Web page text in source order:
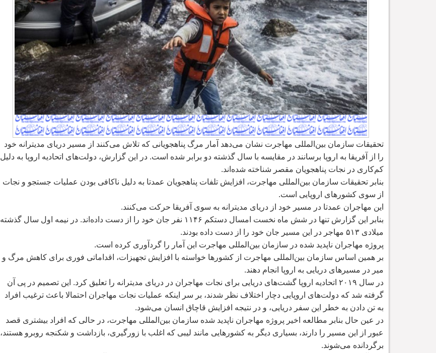
تحقیقات سازمان بین المللی مهاجرت نشان میدهد آمار مرگ پناهجویانی که تلاش میکنند از مسیر دریای مدیترانه خود
را از آفریقا به اروپا برسانند در مقایسه با سال گذشته دو برابر شده است. در این گزارش، دولتهای اتحادیه اروپا به دلیل
کمکاری در نجات پناهجویان مقصر شناخته شده اند.
بنابر تحقیقات سازمان بین المللی مهاجرت، افزایش تلفات پناهجویان عمدتا به دلیل ناکافی بودن عملیات جستجو و نجات
از سوی کشورهای اروپایی است.
این مهاجران عمدتا در مسیر خود از دریای مدیترانه به سوی آفریقا حرکت میکنند.
بنابر این گزارش تنها در شش ماه نخست امسال دستکم ۱۱۴۶ نفر جان خود را از دست داده
اند. در نیمه اول سال گذشته
میلادی ۵۱۳ مهاجر در این مسیر جان خود را از دست داده بودند.
پروژه مهاجران ناپدید شده در سازمان بین المللی مهاجرت این آمار را گردآوری کرده است.
بر همین اساس سازمان بین المللی مهاجرت از کشورها خواسته با افزایش تجهیزات، اقداماتی فوری برای کاهش مرگ و
میر در مسیرهای دریایی به اروپا انجام دهند.
در سال ۲۰۱۹ اتحادیه اروپا گشت
های دریایی برای نجات مهاجران در دریای مدیترانه را تعلیق کرد. این تصمیم در پی آن
گرفته شد که دولتهای اروپایی دچار اختلاف نظر شدند، بر سر اینکه عملیات نجات مهاجران احتمالا باعث ترغیب افراد
به تن دادن به خطر این سفر دریایی، و در نتیجه افزایش قاچاق انسان میشود.
در عین حال بنابر مطالعه اخیر پروژه مهاجران ناپدید شده سازمان بین المللی مهاجرت، در حالی که افراد بیشتری قصد
عبور از این مسیر را دارند، بسیاری دیگر به کشورهایی مانند لیبی که اغلب با زورگیری، بازداشت و شکنجه روبرو هستند،
برگردانده میشوند.